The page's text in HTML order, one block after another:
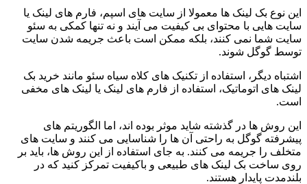
این نوع بک لینک ها معمولا از سایت های اسپم، فارم های لینک یا
سایت هایی با محتوای بی کیفیت می آیند و نه تنها کمکی به سئو
سایت شما نمی کنند، بلکه ممکن است باعث جریمه شدن سایت
توسط گوگل شوند.
اشتباه دیگر، استفاده از تکنیک های کلاه سیاه سئو مانند خرید بک
لینک های اتوماتیک، استفاده از فارم های لینک یا لینک های مخفی
است.
این روش ها در گذشته شاید موثر بوده اند، اما الگوریتم های
پیشرفته گوگل به راحتی آن ها را شناسایی می کنند و سایت های
متخلف را جریمه می کنند. به جای استفاده از این روش ها، باید بر
روی ساخت بک لینک های طبیعی و باکیفیت تمرکز کنید که در
بلندمدت پایدار هستند.